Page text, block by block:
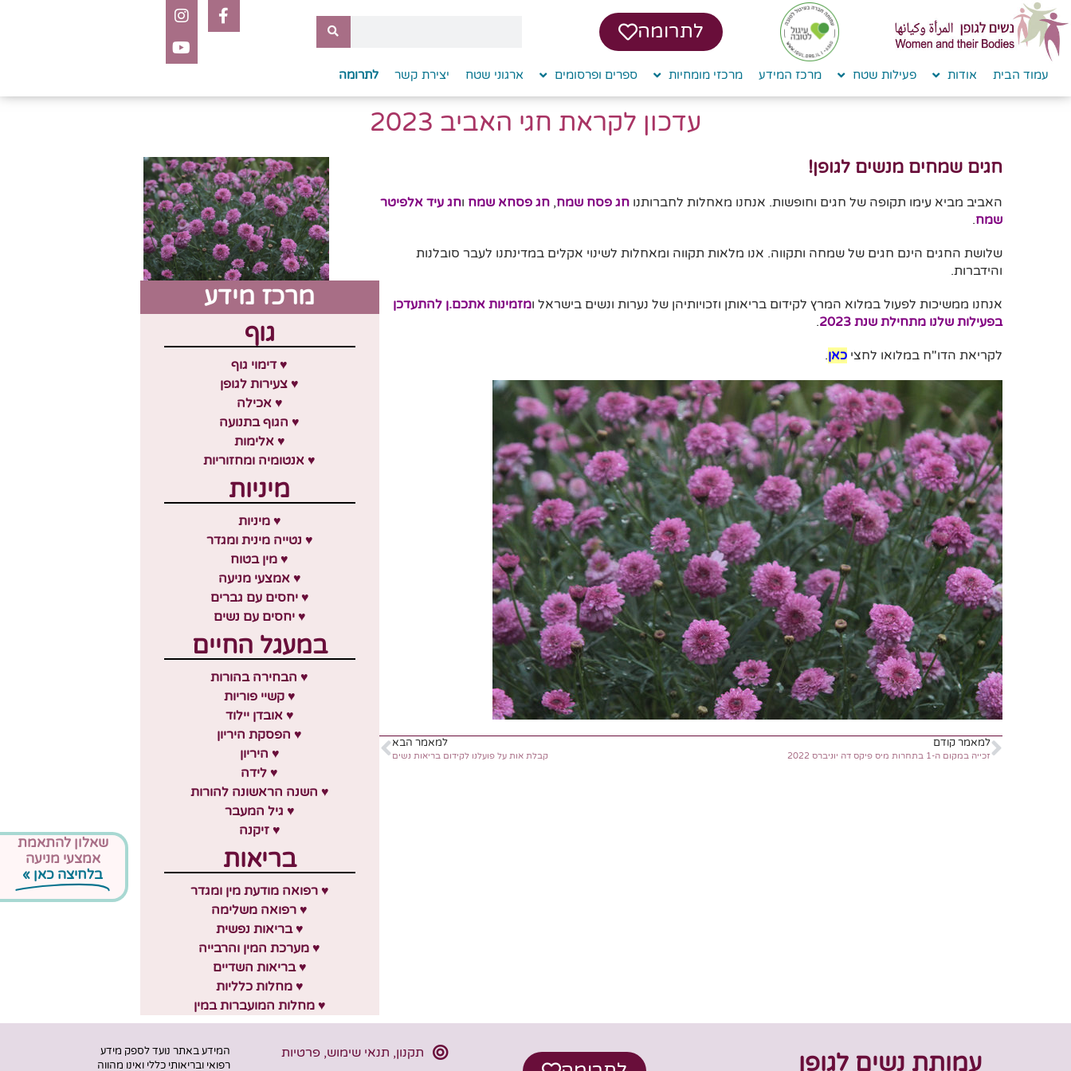
לתוכן
לתרומה
עמוד הבית אודות פעילות שטח מרכז המידע מרכזי מומחיות ספרים ופרסומים ארגוני שטח יצירת קשר לתרומה
עדכון לקראת חגי האביב 2023
חגים שמחים מנשים לגופן!
האביב מביא עימו תקופה של חגים וחופשות. אנחנו מאחלות לחברותנוחג פסח שמח,חג פסחא שמח וחג עיד אלפיטר
שמח.
שלושת החגים הינם חגים של שמחה ותקווה. אנו מלאות תקווה ומאחלות לשינוי אקלים במדינתנו לעבר סובלנות
והידברות.
אנחנו ממשיכות לפעול במלוא המרץ לקידום בריאותן וזכויותיהן של נערות ונשים בישראל ומזמינות אתכם.ן להתעדכן
בפעילות שלנו מתחילת שנת 2023
.
לקריאת הדו"ח במלואו לחציכאן.
למאמר קודם
זכייה במקום ה-1 בתחרות מיס פיקס דה יוניברס 2022
למאמר הבא
קבלת אות על פועלנו לקידום בריאות נשים
מרכז מידע
גוף
♥ דימוי גוף
♥ צעירות לגופן
♥ אכילה
♥ הגוף בתנועה
♥ אלימות
♥ אנטומיה ומחזוריות
מיניות
♥ מיניות
♥ נטייה מינית ומגדר
♥ מין בטוח
♥ אמצעי מניעה
♥ יחסים עם גברים
♥ יחסים עם נשים
במעגל החיים
♥ הבחירה בהורות
♥ קשיי פוריות
♥ אובדן יילוד
♥ הפסקת היריון
♥ היריון
♥ לידה
♥ השנה הראשונה להורות
♥ גיל המעבר
♥ זיקנה
בריאות
♥ רפואה מודעת מין ומגדר
♥ רפואה משלימה
♥ בריאות נפשית
♥ מערכת המין והרבייה
♥ בריאות השדיים
♥ מחלות כלליות
♥ מחלות המועברות במין
עמותת נשים לגופן תקנון, תנאי שימוש, פרטיות
המידע באתר נועד לספק מידע
רפואי ובריאותי כללי ואינו מהווה
שאלון להתאמת
אמצעי מניעה
בלחיצה כאן »